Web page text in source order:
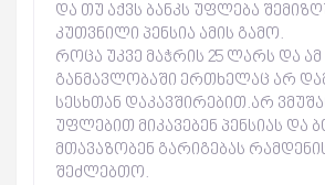
და თუ აქვს ბანკს უფლება
კუთვნილი პენსია ამის გამო.
როცა უკვე მაჭრის 25 ლარს და
განმავლობაში ერთხელაც არ
სესხთან დაკავშირებით.არ
უფლებით მიკავებენ პენსიას და
მთავაზობენ გარიგებას
შეძლებთო.